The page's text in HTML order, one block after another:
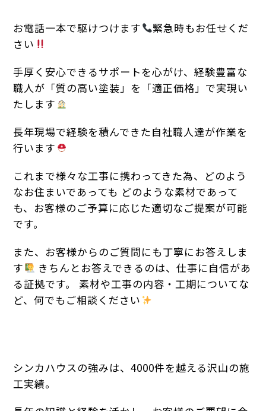
お電話一本で駆けつけます
緊急時もお任せくだ
さい
手厚く安心できるサポートを心がけ、経験豊富な
職人が「質の高い塗装」を「適正価格」で実現い
たします
長年現場で経験を積んできた自社職人達が作業を
行います
これまで様々な工事に携わってきた為、どのよう
なお住まいであっても どのような素材であって
も、お客様のご予算に応じた適切なご提案が可能
です。
また、お客様からのご質問にも丁寧にお答えしま
す
きちんとお答えできるのは、仕事に自信があ
る証拠です。 素材や工事の内容・工期についてな
ど、何でもご相談ください
シンカハウスの強みは、4000件を越える沢山の施
工実績。